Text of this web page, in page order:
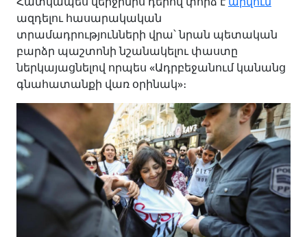
ազդելու հասարակական
տրամադրությունների վրա՝ նրան պետական
բարձր պաշտոնի նշանակելու փաստը
ներկայացնելով որպես «Ադրբեջանում կանանց
գնահատանքի վառ օրինակ»։